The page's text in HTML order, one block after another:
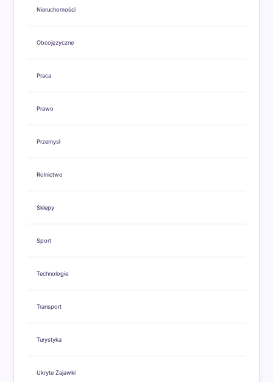
Nieruchomości
Obcojęzyczne
Praca
Prawo
Przemysł
Rolnictwo
Sklepy
Sport
Technologie
Transport
Turystyka
Ukryte Zajawki